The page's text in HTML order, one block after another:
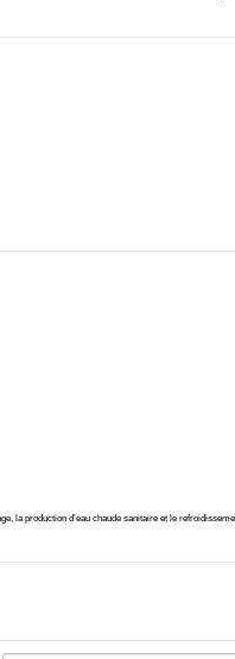
la production d’eau chaude sanitaire et le